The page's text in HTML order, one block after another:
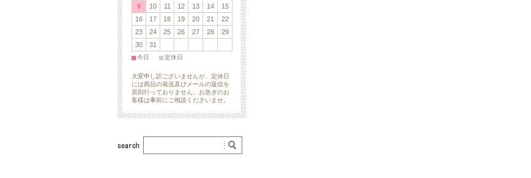
9
10 11 12 13 14
15
16
17 18 19 20 21
22
23
24 25 26 27 28
29
30
31
■今日 ■定休日
大変申し訳ございませんが、定休日
には商品の発送及びメールの返信を
原則行っておりません。お急ぎのお
客様は事前にご相談くださいませ。